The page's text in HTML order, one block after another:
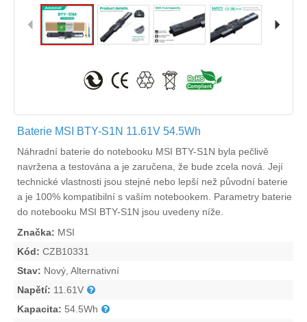
Baterie MSI BTY-S1N 11.61V 54.5Wh
Náhradní baterie do notebooku MSI BTY-S1N byla pečlivě
navržena a testována a je zaručena, že bude zcela nová. Její
technické vlastnosti jsou stejné nebo lepší než původní baterie
a je 100% kompatibilní s vaším notebookem. Parametry baterie
do notebooku MSI BTY-S1N jsou uvedeny níže.
Značka: MSI
Kód: CZB10331
Stav: Nový, Alternativní
Napětí: 11.61V
Kapacita: 54.5Wh